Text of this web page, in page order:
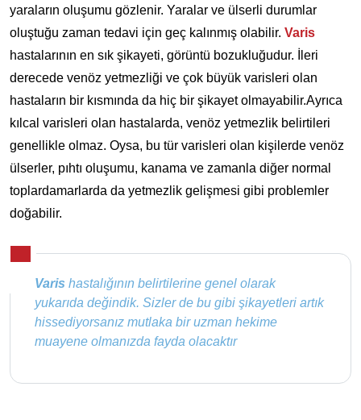
yaraların oluşumu gözlenir. Yaralar ve ülserli durumlar
oluştuğu zaman tedavi için geç kalınmış olabilir. Varis
hastalarının en sık şikayeti, görüntü bozukluğudur. İleri
derecede venöz yetmezliği ve çok büyük varisleri olan
hastaların bir kısmında da hiç bir şikayet olmayabilir.Ayrıca
kılcal varisleri olan hastalarda, venöz yetmezlik belirtileri
genellikle olmaz. Oysa, bu tür varisleri olan kişilerde venöz
ülserler, pıhtı oluşumu, kanama ve zamanla diğer normal
toplardamarlarda da yetmezlik gelişmesi gibi problemler
doğabilir.
Varis hastalığının belirtilerine genel olarak
yukarıda değindik. Sizler de bu gibi şikayetleri artık
hissediyorsanız mutlaka bir uzman hekime
muayene olmanızda fayda olacaktır